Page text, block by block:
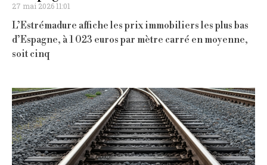
27 mai 2026 11:01
L’Estrémadure affiche les prix immobiliers les plus bas
d’Espagne, à 1 023 euros par mètre carré en moyenne,
soit cinq